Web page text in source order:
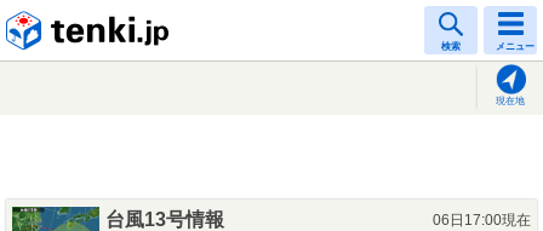
検索 メニュー
現在地
台風13号情報
06日17:00現在